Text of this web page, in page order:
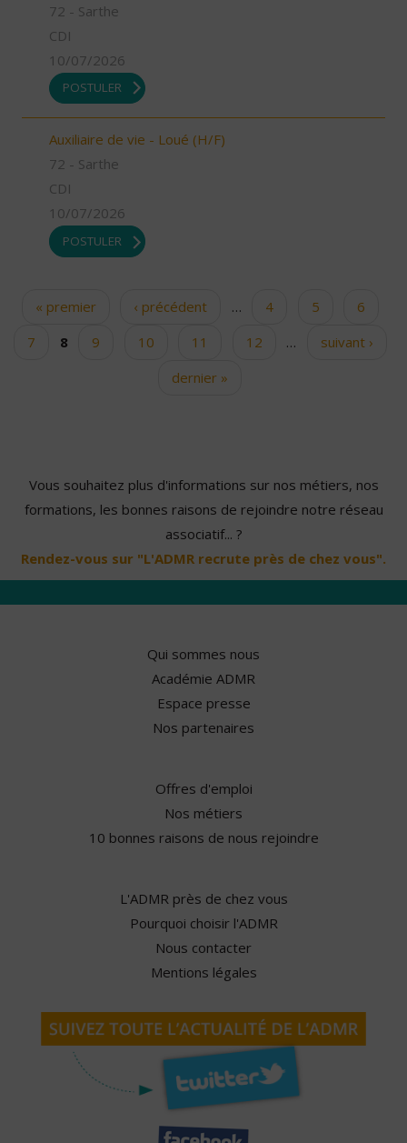
72 - Sarthe
CDI
10/07/2026
POSTULER
Auxiliaire de vie - Loué (H/F)
72 - Sarthe
CDI
10/07/2026
POSTULER
Pages« premier ‹ précédent … 4 5
6
7
8 9 10 11 12 …
suivant ›
dernier »
Vous souhaitez plus d'informations sur nos métiers, nos
formations, les bonnes raisons de rejoindre notre réseau
associatif... ?
Rendez-vous sur "L'ADMR recrute près de chez vous".
Qui sommes nous
Académie ADMR
Espace presse
Nos partenaires
Offres d'emploi
Nos métiers
10 bonnes raisons de nous rejoindre
L'ADMR près de chez vous
Pourquoi choisir l'ADMR
Nous contacter
Mentions légales